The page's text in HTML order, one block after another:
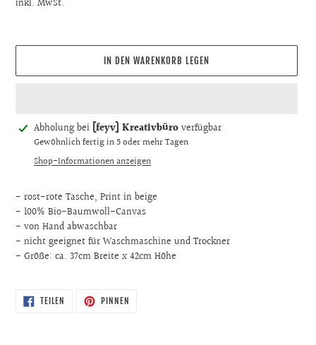
inkl. MwSt.
IN DEN WARENKORB LEGEN
ProduktAbholung bei [feyv] Kreativbüroverfügbar
Gewöhnlich fertig in 5 oder mehr Tagen
Shop-Informationen anzeigen
- rost-rote Tasche, Print in beige
- 100% Bio-Baumwoll-Canvas
- von Hand abwaschbar
- nicht geeignet für Waschmaschine und Trockner
- Größe: ca. 37cm Breite x 42cm Höhe
TEILEN
FACEBOOK
PINNEN